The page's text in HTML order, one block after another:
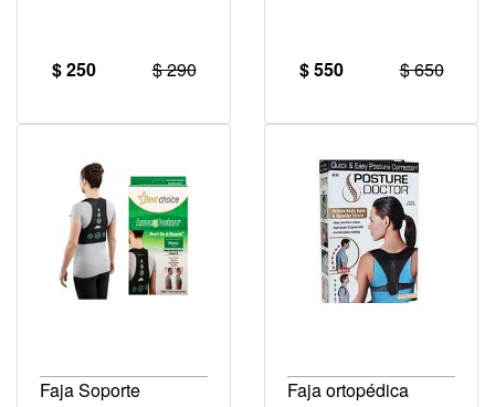
$ 250 $ 290 $ 550 $ 650
Faja Soporte
Faja ortopédica